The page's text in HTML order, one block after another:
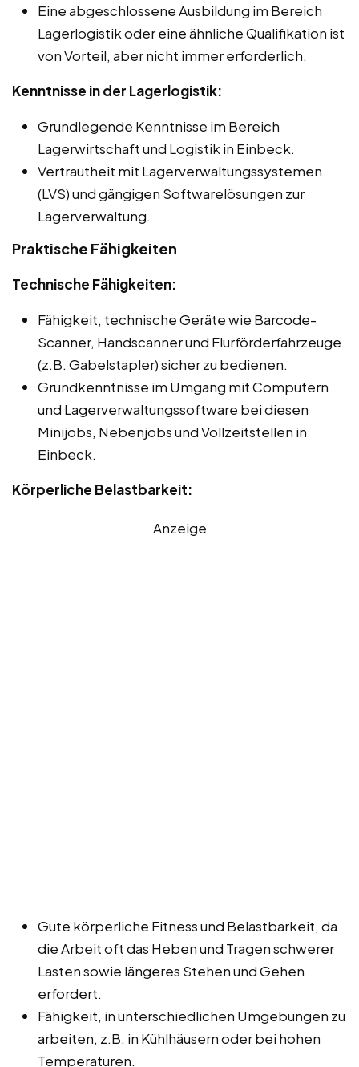
Eine abgeschlossene Ausbildung im Bereich
Lagerlogistik oder eine ähnliche Qualifikation ist
von Vorteil, aber nicht immer erforderlich.
Kenntnisse in der Lagerlogistik:
Grundlegende Kenntnisse im Bereich
Lagerwirtschaft und Logistik in Einbeck.
Vertrautheit mit Lagerverwaltungssystemen
(LVS) und gängigen Softwarelösungen zur
Lagerverwaltung.
Praktische Fähigkeiten
Technische Fähigkeiten:
Fähigkeit, technische Geräte wie Barcode-
Scanner, Handscanner und Flurförderfahrzeuge
(z.B. Gabelstapler) sicher zu bedienen.
Grundkenntnisse im Umgang mit Computern
und Lagerverwaltungssoftware bei diesen
Minijobs, Nebenjobs und Vollzeitstellen in
Einbeck.
Körperliche Belastbarkeit:
Anzeige
Gute körperliche Fitness und Belastbarkeit, da
die Arbeit oft das Heben und Tragen schwerer
Lasten sowie längeres Stehen und Gehen
erfordert.
Fähigkeit, in unterschiedlichen Umgebungen zu
arbeiten, z.B. in Kühlhäusern oder bei hohen
Temperaturen.